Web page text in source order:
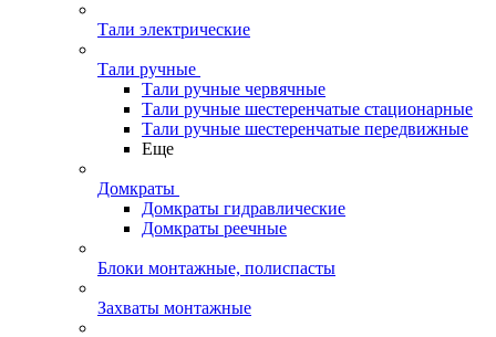
Тали электрические
Тали ручные
Тали ручные червячные
Тали ручные шестеренчатые стационарные
Тали ручные шестеренчатые передвижные
Еще
Домкраты
Домкраты гидравлические
Домкраты реечные
Блоки монтажные, полиспасты
Захваты монтажные